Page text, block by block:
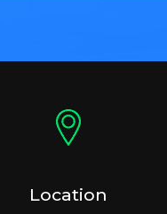
Location